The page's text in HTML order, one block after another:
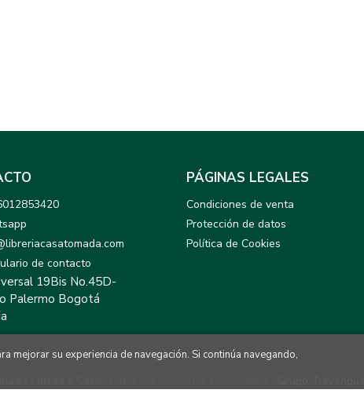
de contacto
19Bis No.45D-
Palermo Bogotá
PÁGINAS LEGALES
Condiciones de venta
Protección de datos
Política de Cookies
mejorar su experiencia de navegación. Si continúa navegando,